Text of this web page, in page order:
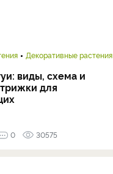
Декоративные растения
виды, схема и
для
0 30575